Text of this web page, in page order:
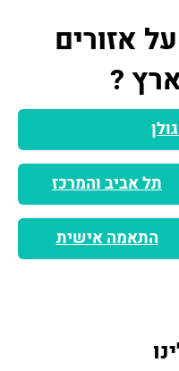
אזורים
?
תל אביב והמרכז
התאמה אישית